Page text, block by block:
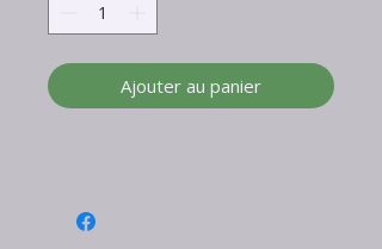
Ajouter au panier